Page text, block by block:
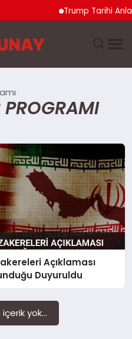
Trump Tarihi
PROGRAMI
Açıklaması
Duyuruldu
yok...